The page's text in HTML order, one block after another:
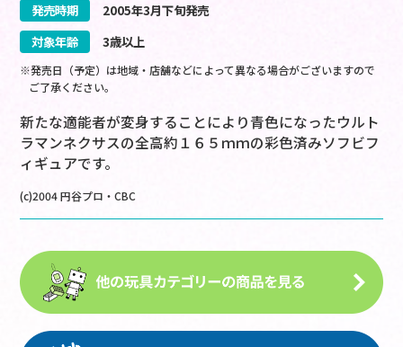
発売時期
2005年3月下旬発売
対象年齢
3歳以上
※発売日（予定）は地域・店舗などによって異なる場合がございますので
ご了承ください。
新たな適能者が変身することにより青色になったウルト
ラマンネクサスの全高約１６５ｍｍの彩色済みソフビフ
ィギュアです。
(c)2004 円谷プロ・CBC